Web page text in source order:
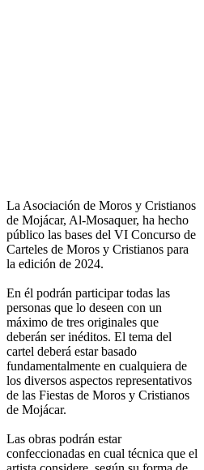
La Asociación de Moros y Cristianos
de Mojácar, Al-Mosaquer, ha hecho
público las bases del VI Concurso de
Carteles de Moros y Cristianos para
la edición de 2024.
En él podrán participar todas las
personas que lo deseen con un
máximo de tres originales que
deberán ser inéditos. El tema del
cartel deberá estar basado
fundamentalmente en cualquiera de
los diversos aspectos representativos
de las Fiestas de Moros y Cristianos
de Mojácar.
Las obras podrán estar
confeccionadas en cual técnica que el